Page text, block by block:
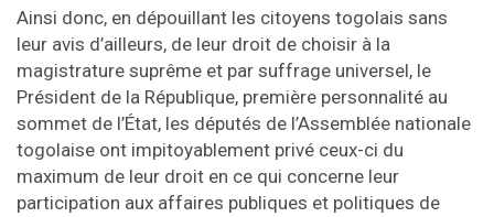
Ainsi donc, en dépouillant les citoyens togolais sans
leur avis d’ailleurs, de leur droit de choisir à la
magistrature suprême et par suffrage universel, le
Président de la République, première personnalité au
sommet de l’État, les députés de l’Assemblée nationale
togolaise ont impitoyablement privé ceux-ci du
maximum de leur droit en ce qui concerne leur
participation aux affaires publiques et politiques de